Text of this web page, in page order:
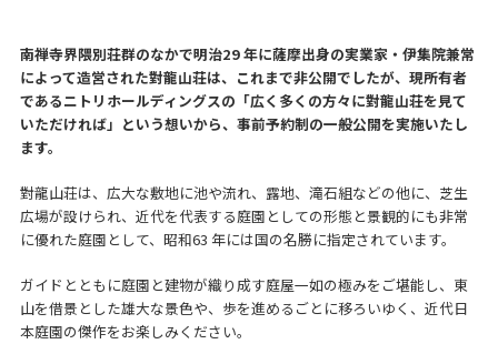
南禅寺界隈別荘群のなかで明治29 年に薩摩出身の実業家・伊集院兼常
によって造営された對龍山荘は、これまで非公開でしたが、現所有者
であるニトリホールディングスの「広く多くの方々に對龍山荘を見て
いただければ」という想いから、事前予約制の一般公開を実施いたし
ます。
對龍山荘は、広大な敷地に池や流れ、露地、滝石組などの他に、芝生
広場が設けられ、近代を代表する庭園としての形態と景観的にも非常
に優れた庭園として、昭和63 年には国の名勝に指定されています。
ガイドとともに庭園と建物が織り成す庭屋一如の極みをご堪能し、東
山を借景とした雄大な景色や、歩を進めるごとに移ろいゆく、近代日
本庭園の傑作をお楽しみください。